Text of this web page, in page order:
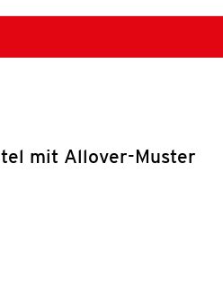
mit Allover-Muster